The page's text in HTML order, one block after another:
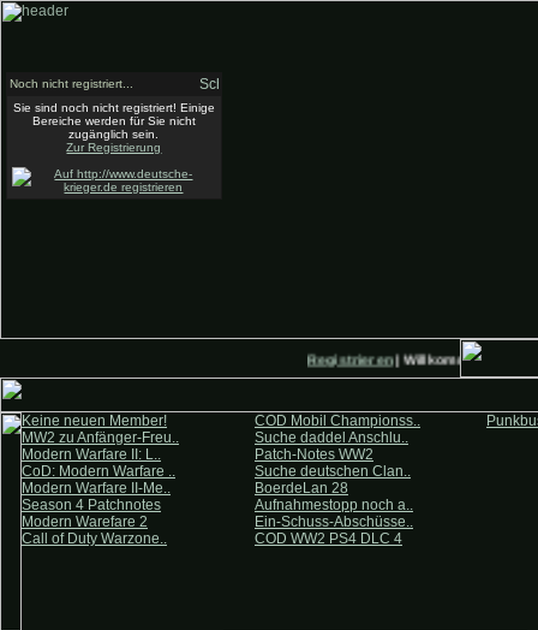
Registrieren| Willkommen auf
Keine neuen Member!
MW2 zu Anfänger-Freu..
Modern Warfare II: L..
CoD: Modern Warfare ..
Modern Warfare II-Me..
Season 4 Patchnotes
Modern Warefare 2
Call of Duty Warzone..
COD Mobil Championss..
Suche daddel Anschlu..
Patch-Notes WW2
Suche deutschen Clan..
BoerdeLan 28
Aufnahmestopp noch a..
Ein-Schuss-Abschüsse..
COD WW2 PS4 DLC 4
Noch nicht registriert...
Sie sind noch nicht registriert! Einige
Bereiche werden für Sie nicht
zugänglich sein.
Zur Registrierung